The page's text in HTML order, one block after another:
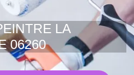
LA
06260